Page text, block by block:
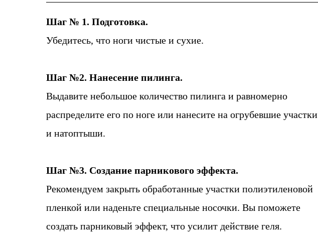
Шаг № 1. Подготовка.
Убедитесь, что ноги чистые и сухие.
Шаг №2. Нанесение пилинга.
Выдавите небольшое количество пилинга и равномерно
распределите его по ноге или нанесите на огрубевшие участки
и натоптыши.
Шаг №3. Создание парникового эффекта.
Рекомендуем закрыть обработанные участки полиэтиленовой
пленкой или наденьте специальные носочки. Вы поможете
создать парниковый эффект, что усилит действие геля.